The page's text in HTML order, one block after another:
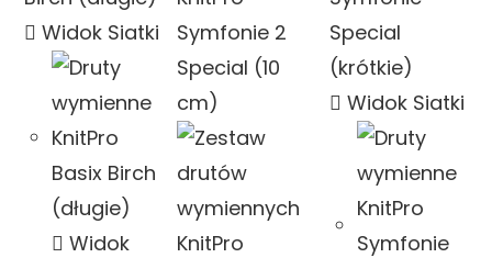
Widok Siatki
Widok
Widok Siatki